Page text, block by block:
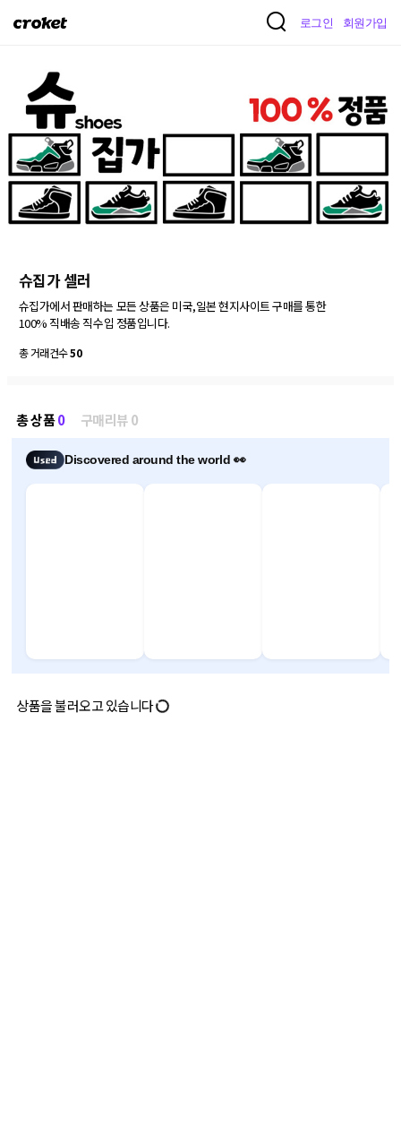
크
로그인 회원가입
슈집가 셀러
슈집가에서 판매하는 모든 상품은 미국,일본 현지사이트 구매를 통한
100% 직배송 직수입 정품입니다.
총 거래건수50
총 상품0 구매리뷰 0
Discovered around the world 👀
상품을 불러오고 있습니다